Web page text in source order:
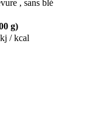
, sans blé
g)
/ kcal